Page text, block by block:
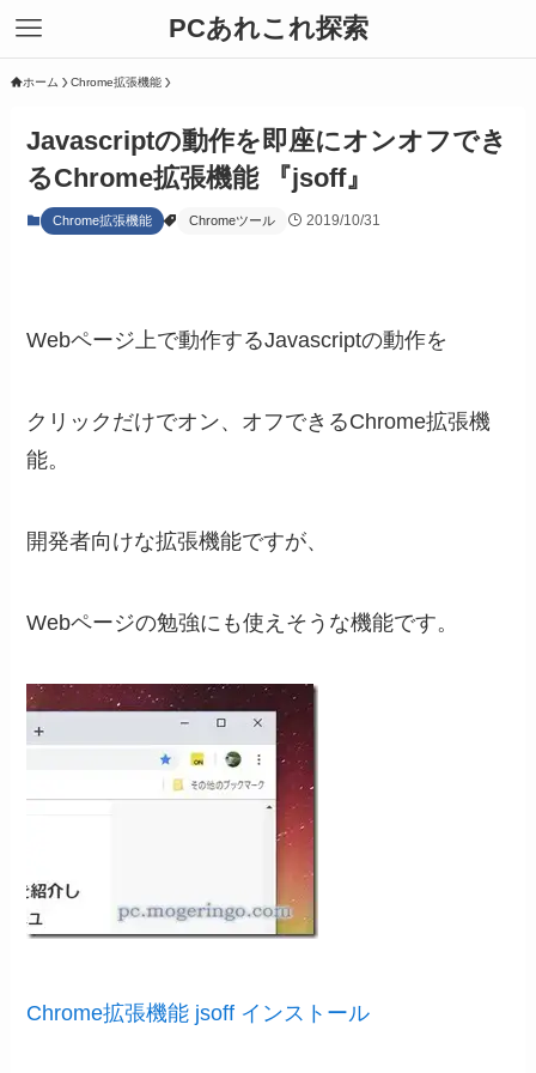
PCあれこれ探索
ホーム Chrome拡張機能
Javascriptの動作を即座にオンオフでき
るChrome拡張機能 『jsoff』
Chrome拡張機能 Chromeツール 2019/10/31
Webページ上で動作するJavascriptの動作を
クリックだけでオン、オフできるChrome拡張機
能。
開発者向けな拡張機能ですが、
Webページの勉強にも使えそうな機能です。
Chrome拡張機能 jsoff インストール